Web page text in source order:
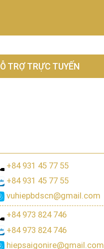
TRỢ TRỰC TUYẾN
+84 931 45 77 55
+84 931 45 77 55
vuhiepbdscn@gmail.com
+84 973 824 746
+84 973 824 746
hiepsaigonire@gmail.com